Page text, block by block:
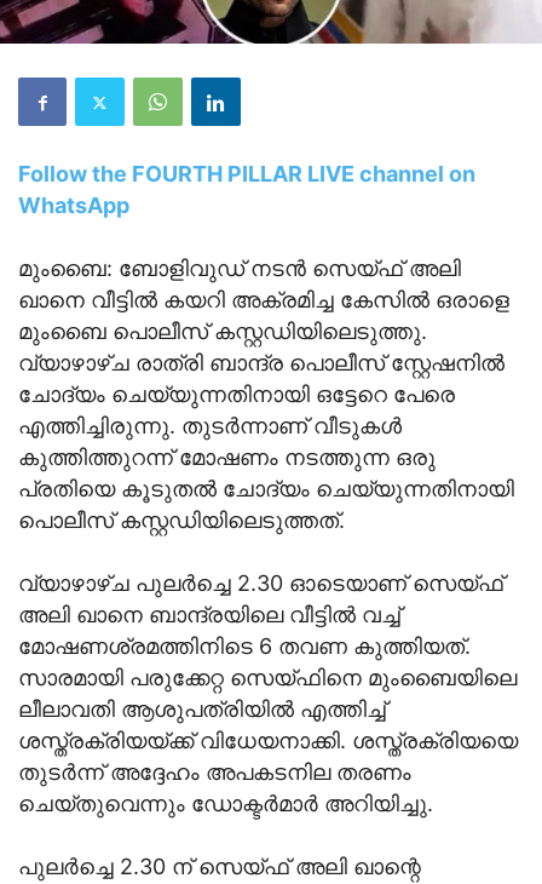
Follow the FOURTH PILLAR LIVE channel on
WhatsApp
മുംബൈ: ബോളിവുഡ് നടൻ സെയ്ഫ് അലി
ഖാനെ വീട്ടിൽ കയറി അക്രമിച്ച കേസിൽ ഒരാളെ
മുംബൈ പൊലീസ് കസ്റ്റഡിയിലെടുത്തു.
വ്യാഴാഴ്ച രാത്രി ബാന്ദ്ര പൊലീസ് സ്റ്റേഷനിൽ
ചോദ്യം ചെയ്യുന്നതിനായി ഒട്ടേറെ പേരെ
എത്തിച്ചിരുന്നു. തുടർന്നാണ് വീടുകൾ
കുത്തിത്തുറന്ന് മോഷണം നടത്തുന്ന ഒരു
പ്രതിയെ കൂടുതൽ ചോദ്യം ചെയ്യുന്നതിനായി
പൊലീസ് കസ്റ്റഡിയിലെടുത്തത്.
വ്യാഴാഴ്ച പുലർച്ചെ 2.30 ഓടെയാണ് സെയ്ഫ്
അലി ഖാനെ ബാന്ദ്രയിലെ വീട്ടിൽ വച്ച്
മോഷണശ്രമത്തിനിടെ 6 തവണ കുത്തിയത്.
സാരമായി പരുക്കേറ്റ സെയ്ഫിനെ മുംബൈയിലെ
ലീലാവതി ആശുപത്രിയിൽ എത്തിച്ച്
ശസ്ത്രക്രിയയ്ക്ക് വിധേയനാക്കി. ശസ്ത്രക്രിയയെ
തുടർന്ന് അദ്ദേഹം അപകടനില തരണം
ചെയ്തുവെന്നും ഡോക്ടർമാർ അറിയിച്ചു.
പുലർച്ചെ 2.30 ന് സെയ്ഫ് അലി ഖാന്റെ